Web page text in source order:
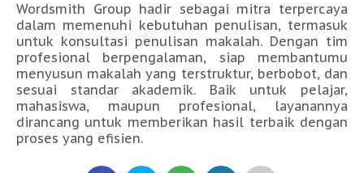
Wordsmith Group hadir sebagai mitra terpercaya
dalam memenuhi kebutuhan penulisan, termasuk
untuk konsultasi penulisan makalah. Dengan tim
profesional berpengalaman, siap membantumu
menyusun makalah yang terstruktur, berbobot, dan
sesuai standar akademik. Baik untuk pelajar,
mahasiswa, maupun profesional, layanannya
dirancang untuk memberikan hasil terbaik dengan
proses yang efisien.